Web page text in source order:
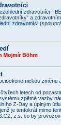
zdravotníci -
a
zdravotníci
Mojmír Böhm
změnu
letech od
zpětné vazby
Z-Day a úplným
je tentokrát mimo
z.s. co by